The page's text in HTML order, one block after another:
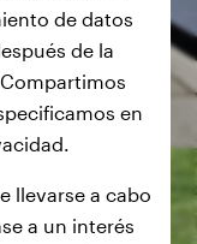
de datos
de la
en
llevarse a cabo
a un interés